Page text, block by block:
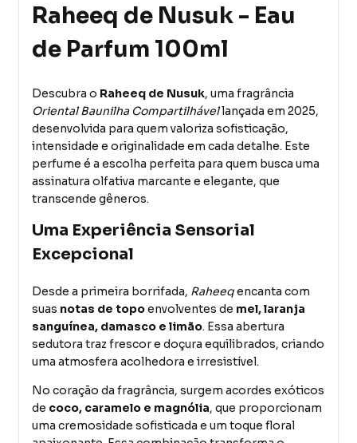
Raheeq de Nusuk - Eau
de Parfum 100ml
Descubra o Raheeq de Nusuk, uma fragrância
Oriental Baunilha Compartilhávellançada em 2025,
desenvolvida para quem valoriza sofisticação,
intensidade e originalidade em cada detalhe. Este
perfume é a escolha perfeita para quem busca uma
assinatura olfativa marcante e elegante, que
transcende gêneros.
Uma Experiência Sensorial
Excepcional
Desde a primeira borrifada, Raheeqencanta com
suas notas de topoenvolventes de mel, laranja
sanguínea, damasco e limão. Essa abertura
sedutora traz frescor e doçura equilibrados, criando
uma atmosfera acolhedora e irresistível.
No coração da fragrância, surgem acordes exóticos
de coco, caramelo e magnólia, que proporcionam
uma cremosidade sofisticada e um toque floral